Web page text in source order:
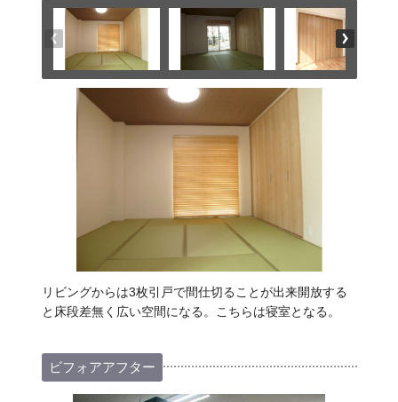
リビングからは3枚引戸で間仕切ることが出来開放する
と床段差無く広い空間になる。こちらは寝室となる。
ビフォアアフター